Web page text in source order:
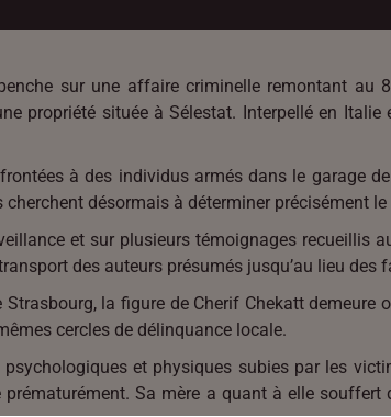
sur une affaire criminelle remontant au
propriété située à Sélestat. Interpellé en
à des individus armés dans le garage
désormais à déterminer précisément
et sur plusieurs témoignages recueillis
des auteurs présumés jusqu’au lieu des
la figure de Cherif Chekatt
cercles de délinquance locale.
et physiques subies par les
Sa mère a quant à elle